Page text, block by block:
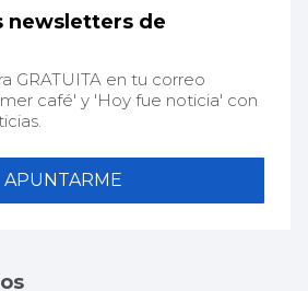
newsletters de
GRATUITA en tu correo
café' y 'Hoy fue noticia' con
APUNTARME